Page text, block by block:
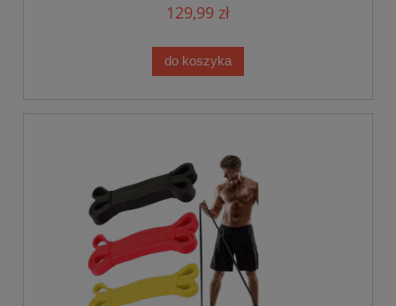
129,99 zł
do koszyka